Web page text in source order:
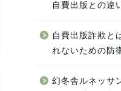
自費出版との違
自費出版詐欺と
れないための防
幻冬舎ルネッサ